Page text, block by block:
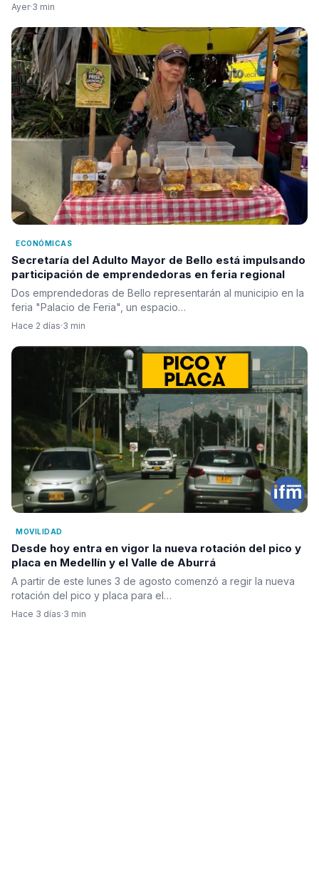
Ayer·3 min
ECONÓMICAS
Secretaría del Adulto Mayor de Bello está impulsando
participación de emprendedoras en feria regional
Dos emprendedoras de Bello representarán al municipio en la
feria "Palacio de Feria", un espacio…
Hace 2 días·3 min
MOVILIDAD
Desde hoy entra en vigor la nueva rotación del pico y
placa en Medellín y el Valle de Aburrá
A partir de este lunes 3 de agosto comenzó a regir la nueva
rotación del pico y placa para el…
Hace 3 días·3 min